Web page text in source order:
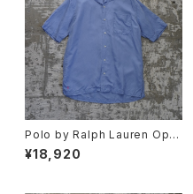
Polo by Ralph Lauren Ope
n Collar Shirt "CALDWELL"
¥18,920